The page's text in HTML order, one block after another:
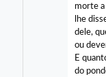
morte
lhe
dele,
ou
E
do